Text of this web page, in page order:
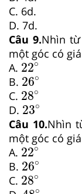
C. 6d.
D. 7d.
Câu 9.Nhìn từ
một góc có
A. 22∘
22∘
B. 26∘
26∘
C. 28∘
28∘
D. 23∘
23∘
Câu 10.Nhìn
một góc có
A. 22∘
22∘
B. 26∘
26∘
C. 28∘
28∘
∘
48∘